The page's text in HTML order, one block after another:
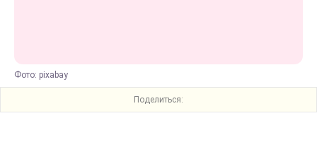
Фото: pixabay
Поделиться: